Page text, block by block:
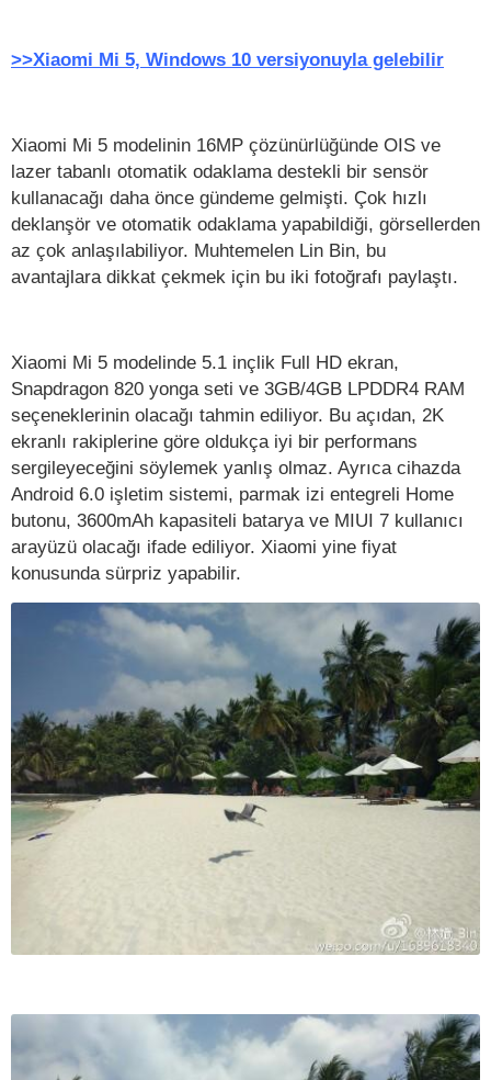
>>Xiaomi Mi 5, Windows 10 versiyonuyla gelebilir
Xiaomi Mi 5 modelinin 16MP çözünürlüğünde OIS ve
lazer tabanlı otomatik odaklama destekli bir sensör
kullanacağı daha önce gündeme gelmişti. Çok hızlı
deklanşör ve otomatik odaklama yapabildiği, görsellerden
az çok anlaşılabiliyor. Muhtemelen Lin Bin, bu
avantajlara dikkat çekmek için bu iki fotoğrafı paylaştı.
Xiaomi Mi 5 modelinde 5.1 inçlik Full HD ekran,
Snapdragon 820 yonga seti ve 3GB/4GB LPDDR4 RAM
seçeneklerinin olacağı tahmin ediliyor. Bu açıdan, 2K
ekranlı rakiplerine göre oldukça iyi bir performans
sergileyeceğini söylemek yanlış olmaz. Ayrıca cihazda
Android 6.0 işletim sistemi, parmak izi entegreli Home
butonu, 3600mAh kapasiteli batarya ve MIUI 7 kullanıcı
arayüzü olacağı ifade ediliyor. Xiaomi yine fiyat
konusunda sürpriz yapabilir.